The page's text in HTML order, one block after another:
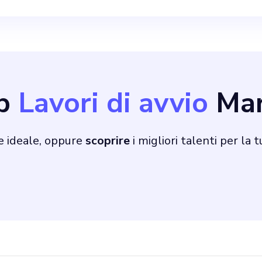
La comprensione del
composto da circa
Lavori di avvio
ideale, oppure scoprirei migliori talenti per la